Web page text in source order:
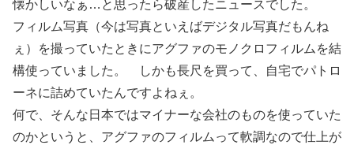
懐かしいなぁ…と思ったら破産したニュースでした。
フィルム写真（今は写真といえばデジタル写真だもんね
ぇ）を撮っていたときにアグファのモノクロフィルムを結
構使っていました。 しかも長尺を買って、自宅でパトロ
ーネに詰めていたんですよねぇ。
何で、そんな日本ではマイナーな会社のものを使っていた
のかというと、アグファのフィルムって軟調なので仕上が